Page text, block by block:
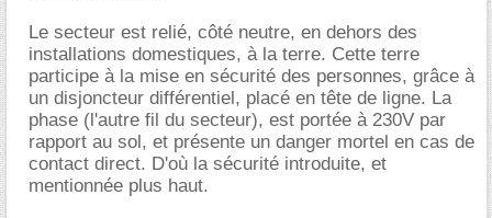
Le secteur est relié, côté neutre, en dehors des
installations domestiques, à la terre. Cette terre
participe à la mise en sécurité des personnes, grâce à
un disjoncteur différentiel, placé en tête de ligne. La
phase (l'autre fil du secteur), est portée à 230V par
rapport au sol, et présente un danger mortel en cas de
contact direct. D'où la sécurité introduite, et
mentionnée plus haut.